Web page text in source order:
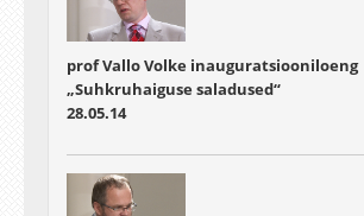
prof Vallo Volke inauguratsiooniloeng
„Suhkruhaiguse saladused“
28.05.14